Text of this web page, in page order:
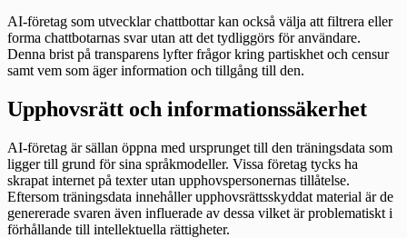
AI-företag som utvecklar chattbottar kan också välja att filtrera eller
forma chattbotarnas svar utan att det tydliggörs för användare.
Denna brist på transparens lyfter frågor kring partiskhet och censur
samt vem som äger information och tillgång till den.
Upphovsrätt och informationssäkerhet
AI-företag är sällan öppna med ursprunget till den träningsdata som
ligger till grund för sina språkmodeller. Vissa företag tycks ha
skrapat internet på texter utan upphovspersonernas tillåtelse.
Eftersom träningsdata innehåller upphovsrättsskyddat material är de
genererade svaren även influerade av dessa vilket är problematiskt i
förhållande till intellektuella rättigheter.